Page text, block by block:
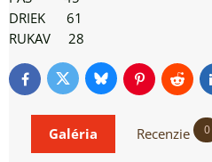
DRIEK 61
RUKAV 28
FacebookTwitterBlueskyPinterestReddit
Galéria Recenzie 0